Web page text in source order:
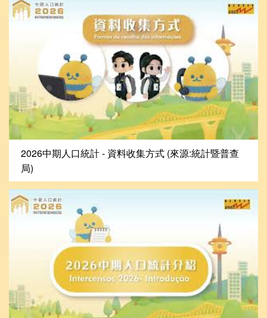
2026中期人口統計 - 資料收集方式 (來源:統計暨普查
局)